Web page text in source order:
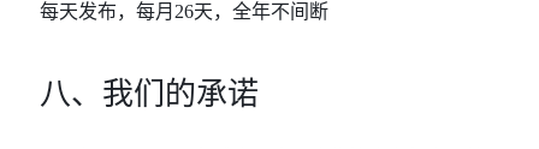
每天发布，每月26天，全年不间断
八、我们的承诺